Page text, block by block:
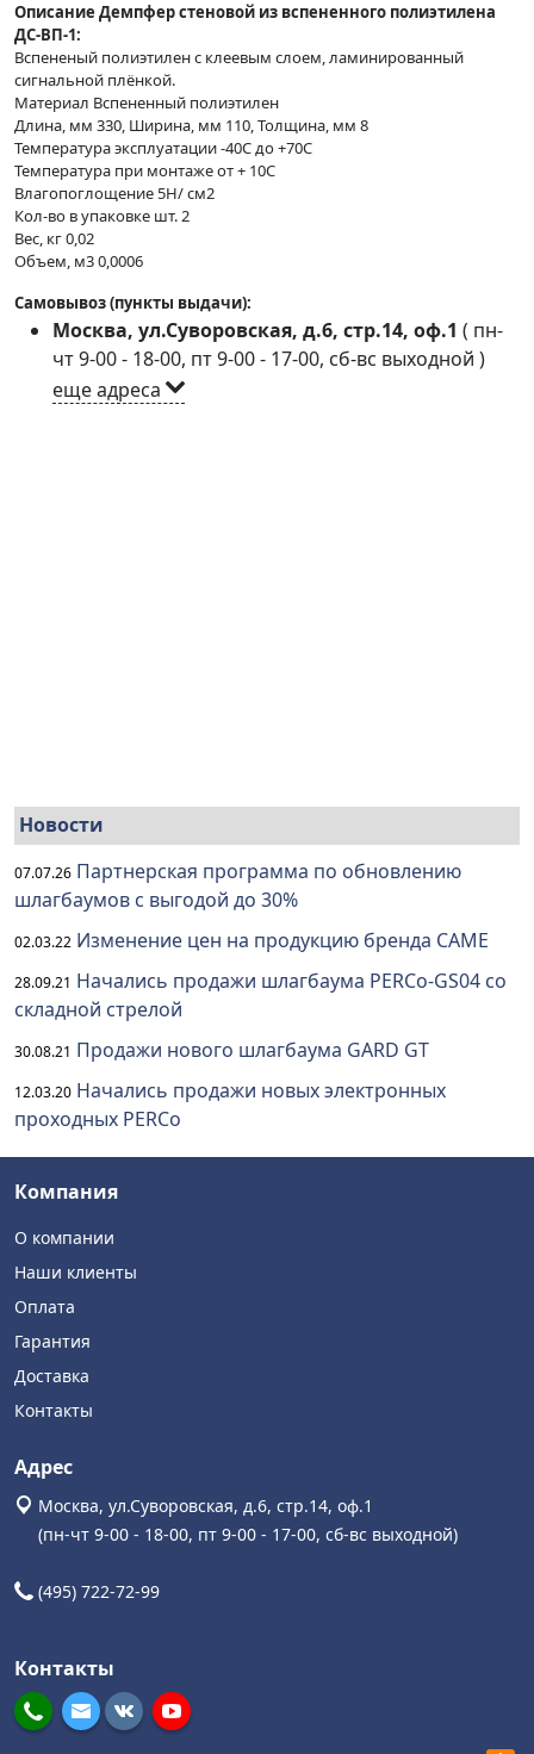
Описание Демпфер стеновой из вспененного полиэтилена
ДС-ВП-1:
Вспененый полиэтилен с клеевым слоем, ламинированный
сигнальной плёнкой.
Материал Вспененный полиэтилен
Длина, мм 330, Ширина, мм 110, Толщина, мм 8
Температура эксплуатации -40С до +70С
Температура при монтаже от + 10С
Влагопоглощение 5Н/ см2
Кол-во в упаковке шт. 2
Вес, кг 0,02
Объем, м3 0,0006
Самовывоз (пункты выдачи):
Москва, ул.Суворовская, д.6, стр.14, оф.1 ( пн-
чт 9-00 - 18-00, пт 9-00 - 17-00, сб-вс выходной )
еще адреса
Новости
07.07.26 Партнерская программа по обновлению
шлагбаумов с выгодой до 30%
02.03.22 Изменение цен на продукцию бренда CAME
28.09.21 Начались продажи шлагбаума PERCo-GS04 со
складной стрелой
30.08.21 Продажи нового шлагбаума GARD GT
12.03.20 Начались продажи новых электронных
проходных PERCo
Компания
О компании
Наши клиенты
Оплата
Гарантия
Доставка
Контакты
Адрес
Москва, ул.Суворовская, д.6, стр.14, оф.1
(пн-чт 9-00 - 18-00, пт 9-00 - 17-00, сб-вс выходной)
(495) 722-72-99
Контакты